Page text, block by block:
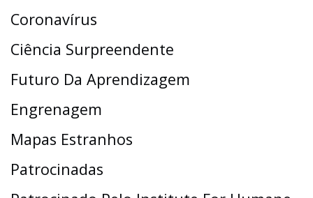
Coronavírus
Ciência Surpreendente
Futuro Da Aprendizagem
Engrenagem
Mapas Estranhos
Patrocinadas